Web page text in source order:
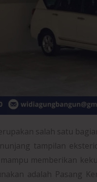
salah satu
tampilan
memberikan
adalah Pasang